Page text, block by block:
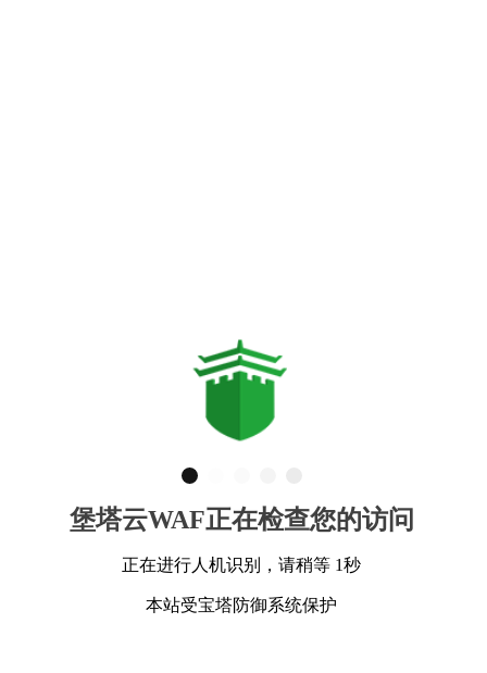
堡塔云WAF正在检查您的访问
正在进行人机识别，请稍等 1秒
本站受宝塔防御系统保护